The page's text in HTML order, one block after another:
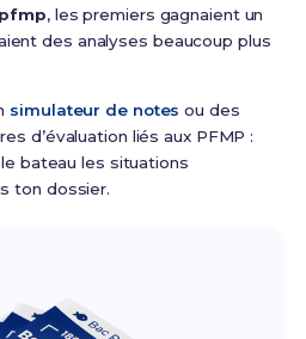
, les premiers gagnaient un
des analyses beaucoup plus
simulateur de notes ou des
d’évaluation liés aux PFMP :
bateau les situations
ton dossier.